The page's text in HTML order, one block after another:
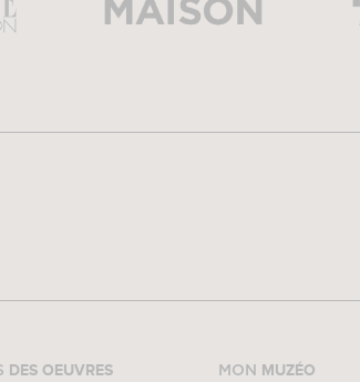
DES OEUVRES MON MUZÉO